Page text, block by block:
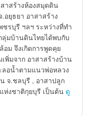
าสร้างห้องสมุดดิน
อยุธยา อาสาสร้าง
รบุรี ฯลฯ ระหว่างที่ทำ
ลุ่มบ้านดินไทยได้พบกับ
ม จึงเกิดการพูดคุย
พิ่มจาก อาสาสร้างบ้าน
ลอน้ำตามแนวพ่อหลวง
จ.ชลบุรี , อาสาปลูก
ห่งชาติกุยบุรี เป็นต้น ดู